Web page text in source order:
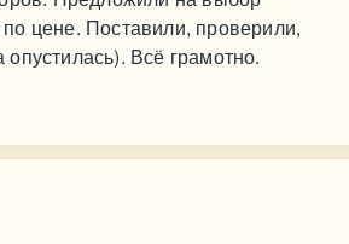
цене. Поставили, проверили,
Всё грамотно.